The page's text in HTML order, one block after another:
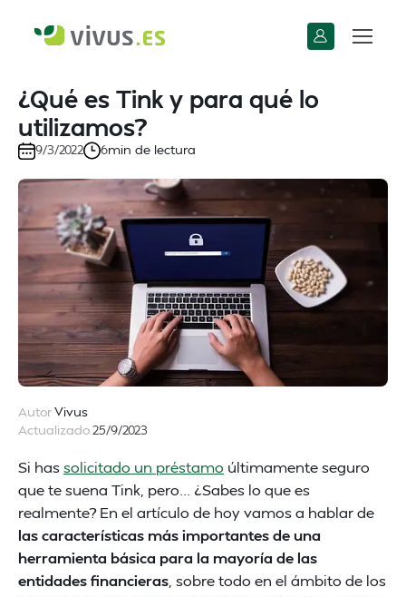
¿Qué es Tink y para qué lo
utilizamos?
9/3/2022 6min de lectura
AutorVivus
Actualizado25/9/2023
Si hassolicitado un préstamo últimamente seguro
que te suena Tink, pero... ¿Sabes lo que es
realmente? En el artículo de hoy vamos a hablar de
las características más importantes de una
herramienta básica para la mayoría de las
entidades financieras, sobre todo en el ámbito de los